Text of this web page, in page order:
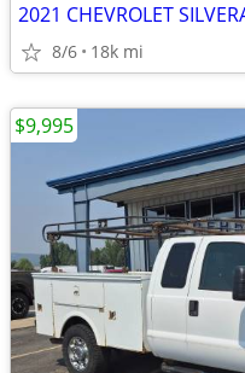
2021 CHEVROLET
8/6 18k mi
$9,995